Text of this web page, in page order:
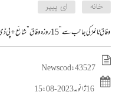
خانه ای پیپر
وفاق ٹائمز کی جانب سے”15 روزہ وفاق” شائع+ پی ڈی ایف فائل
News cod : 43527